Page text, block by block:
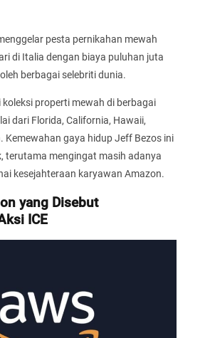
pesta pernikahan mewah
di Italia dengan biaya puluhan juta
berbagai selebriti dunia.
koleksi properti mewah di berbagai
dari Florida, California, Hawaii,
Kemewahan gaya hidup Jeff Bezos ini
terutama mengingat masih adanya
kesejahteraan karyawan Amazon.
yang Disebut
ICE